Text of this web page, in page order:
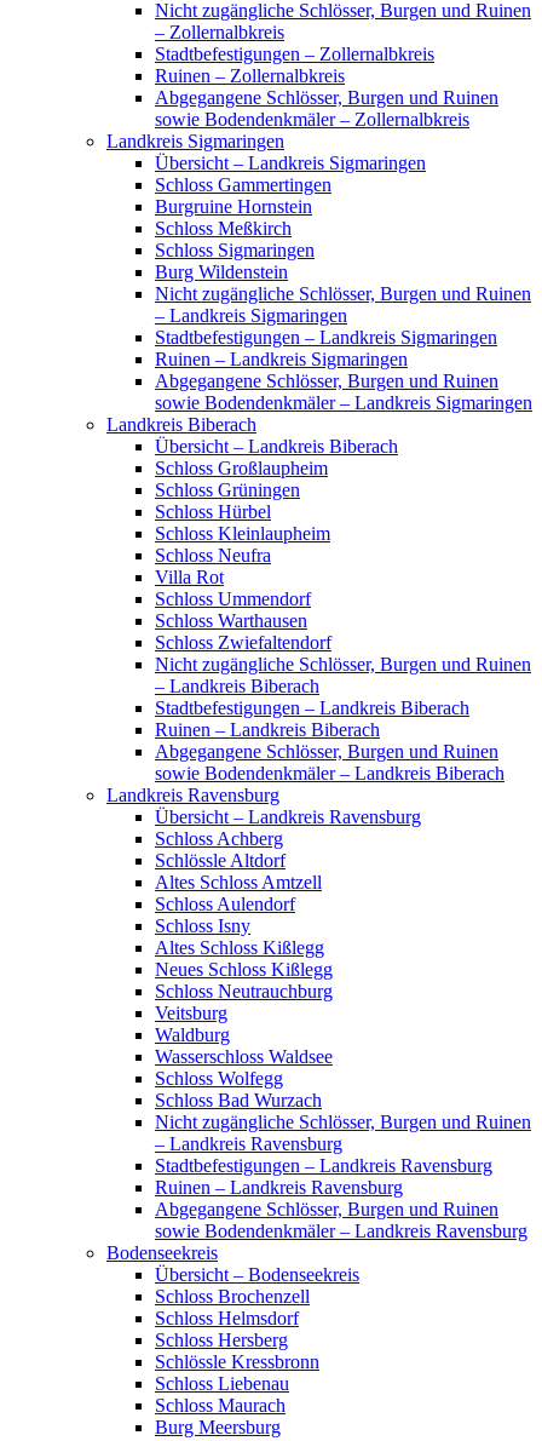
Nicht zugängliche Schlösser, Burgen und Ruinen
– Zollernalbkreis
Stadtbefestigungen – Zollernalbkreis
Ruinen – Zollernalbkreis
Abgegangene Schlösser, Burgen und Ruinen
sowie Bodendenkmäler – Zollernalbkreis
Landkreis Sigmaringen
Übersicht – Landkreis Sigmaringen
Schloss Gammertingen
Burgruine Hornstein
Schloss Meßkirch
Schloss Sigmaringen
Burg Wildenstein
Nicht zugängliche Schlösser, Burgen und Ruinen
– Landkreis Sigmaringen
Stadtbefestigungen – Landkreis Sigmaringen
Ruinen – Landkreis Sigmaringen
Abgegangene Schlösser, Burgen und Ruinen
sowie Bodendenkmäler – Landkreis Sigmaringen
Landkreis Biberach
Übersicht – Landkreis Biberach
Schloss Großlaupheim
Schloss Grüningen
Schloss Hürbel
Schloss Kleinlaupheim
Schloss Neufra
Villa Rot
Schloss Ummendorf
Schloss Warthausen
Schloss Zwiefaltendorf
Nicht zugängliche Schlösser, Burgen und Ruinen
– Landkreis Biberach
Stadtbefestigungen – Landkreis Biberach
Ruinen – Landkreis Biberach
Abgegangene Schlösser, Burgen und Ruinen
sowie Bodendenkmäler – Landkreis Biberach
Landkreis Ravensburg
Übersicht – Landkreis Ravensburg
Schloss Achberg
Schlössle Altdorf
Altes Schloss Amtzell
Schloss Aulendorf
Schloss Isny
Altes Schloss Kißlegg
Neues Schloss Kißlegg
Schloss Neutrauchburg
Veitsburg
Waldburg
Wasserschloss Waldsee
Schloss Wolfegg
Schloss Bad Wurzach
Nicht zugängliche Schlösser, Burgen und Ruinen
– Landkreis Ravensburg
Stadtbefestigungen – Landkreis Ravensburg
Ruinen – Landkreis Ravensburg
Abgegangene Schlösser, Burgen und Ruinen
sowie Bodendenkmäler – Landkreis Ravensburg
Bodenseekreis
Übersicht – Bodenseekreis
Schloss Brochenzell
Schloss Helmsdorf
Schloss Hersberg
Schlössle Kressbronn
Schloss Liebenau
Schloss Maurach
Burg Meersburg